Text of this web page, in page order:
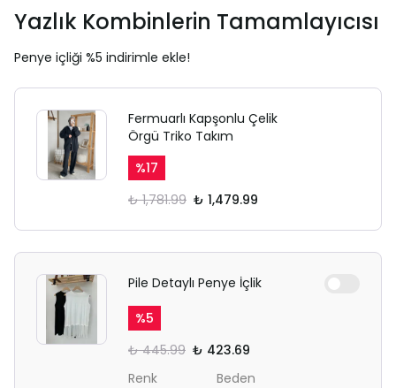
Yazlık Kombinlerin Tamamlayıcısı
Penye içliği %5 indirimle ekle!
Fermuarlı Kapşonlu Çelik
Örgü Triko Takım
%17
₺ 1,781.99 ₺ 1,479.99
Pile Detaylı Penye İçlik
%5
₺ 445.99 ₺ 423.69
Renk
Beden